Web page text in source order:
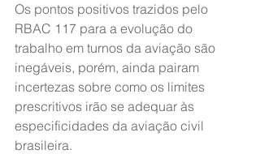
Os pontos positivos trazidos pelo
RBAC 117 para a evolução do
trabalho em turnos da aviação são
inegáveis, porém, ainda pairam
incertezas sobre como os limites
prescritivos irão se adequar às
especificidades da aviação civil
brasileira.